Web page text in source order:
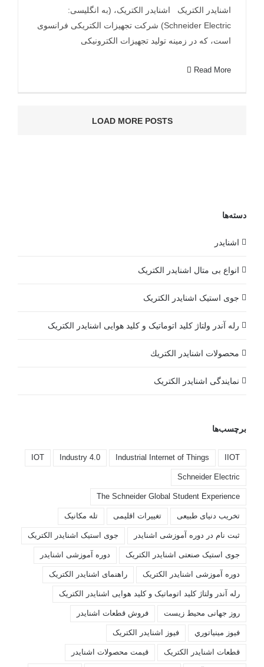
اشنایدر الکتریک اشنایدر الکتریک، (به انگلیسی:
Schneider Electric) شرکت تجهیزات الکتریکی فرانسوی
است، که در زمینه تولید تجهیزات الکترونیکی
Read More
LOAD MORE POSTS
دسته‌ها
اشنایدر
انواع بی متال اشنایدر الکتریک
جوی استیک اشنایدر الکتریک
رله آندر ولتاژ کلید اتوماتیک و کلید هوایی اشنایدر الکتریک
محصولات اشنايدر الكتريك
نمایندگی اشنایدر الکتریک
برچسب‌ها
IIOT
Industrial Internet of Things
Industry 4.0
IOT
Schneider Electric
The Schneider Global Student Experience
تخریب دنیای طبیعی تغییرات اقلیمی تله مکانیک
ثبت نام در دوره آموزشی اشنایدر جوی استیک اشنایدر الکتریک
جوی استیک صنعتی اشنایدر الکتریک دوره آموزشی اشنایدر
دوره آموزشی اشنایدر الکتریک راهنمای اشنایدر الکتریک
رله آندر ولتاژ کلید اتوماتیک و کلید هوایی اشنایدر الکتریک
روز جهانی محیط زیست فروش قطعات اشنايدر
فيوز مينياتوري فیوز اشنایدر الکتریک
قطعات اشنایدر الکتریک قیمت محصولات اشنایدر